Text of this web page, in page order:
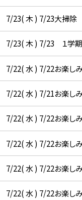
7/23( 木 ) 7/23大掃除
7/23( 木 ) 7/23 １学
7/22( 水 ) 7/22お楽しみ
7/22( 水 ) 7/21お楽しみ
7/22( 水 ) 7/22お楽しみ
7/22( 水 ) 7/22お楽しみ
7/22( 水 ) 7/22お楽しみ
7/22( 水 ) 7/22お楽しみ